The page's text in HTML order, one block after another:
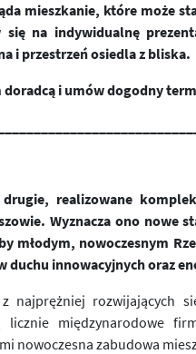
mieszkanie, które może
na indywidualnę
i przestrzeń osiedla z bliska.
doradcą i umów dogodny
realizowane
Wyznacza ono nowe
młodym, nowoczesnym
duchu innowacyjnych oraz
najprężniej rozwijających
licznie międzynarodowe
nowoczesna zabudowa